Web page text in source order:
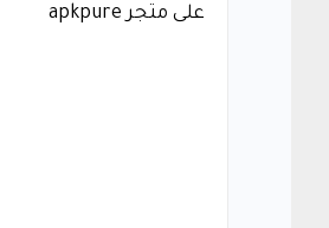
على متجر apkpure